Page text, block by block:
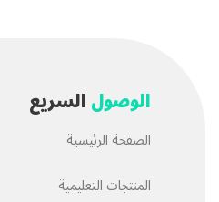
الوصولالسريع
الصفحة الرئيسية
المنتجات التعليمية